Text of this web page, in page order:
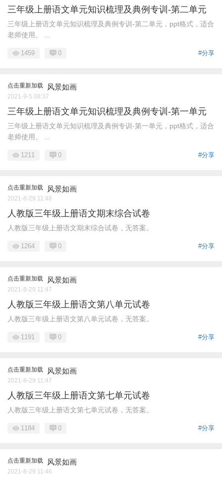
三年级上册语文单元知识梳理及典例专训-第二单元
三年级上册语文单元知识梳理及典例专训-第二单元，ppt格式，适合
老师使用。 ...
#分享
1459 0
点击重新加载 风景如画
2021-9-5 08:37
三年级上册语文单元知识梳理及典例专训-第一单元
三年级上册语文单元知识梳理及典例专训-第一单元，ppt格式，适合
老师使用。 ...
#分享
1211 0
点击重新加载 风景如画
2021-8-29 11:48
人教版三年级上册语文期末综合试卷
人教版三年级上册语文期末综合试卷，无答案。
#分享
1264 0
点击重新加载 风景如画
2021-8-29 11:47
人教版三年级上册语文第八单元试卷
人教版三年级上册语文第八单元试卷，无答案。
#分享
1191 0
点击重新加载 风景如画
2021-8-29 11:47
人教版三年级上册语文第七单元试卷
人教版三年级上册语文第七单元试卷，无答案。
#分享
1184 0
点击重新加载 风景如画
2021-8-29 11:46